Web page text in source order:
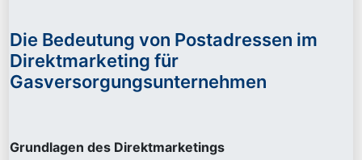
Die Bedeutung von Postadressen im
Direktmarketing für
Gasversorgungsunternehmen
Grundlagen des Direktmarketings